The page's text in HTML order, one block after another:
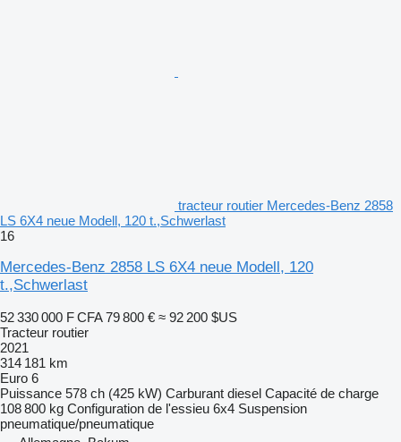
tracteur routier Mercedes-Benz 2858
LS 6X4 neue Modell, 120 t.,Schwerlast
16
Mercedes-Benz 2858 LS 6X4 neue Modell, 120
t.,Schwerlast
52 330 000 F CFA 79 800 € ≈ 92 200 $US
Tracteur routier
2021
314 181 km
Euro 6
Puissance 578 ch (425 kW) Carburant diesel Capacité de charge
108 800 kg Configuration de l'essieu 6x4 Suspension
pneumatique/pneumatique